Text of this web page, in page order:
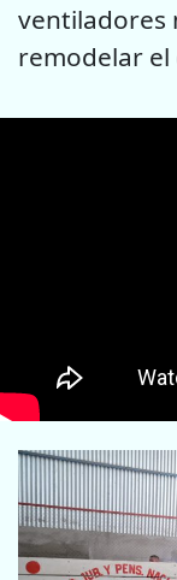
ventiladores
remodelar el